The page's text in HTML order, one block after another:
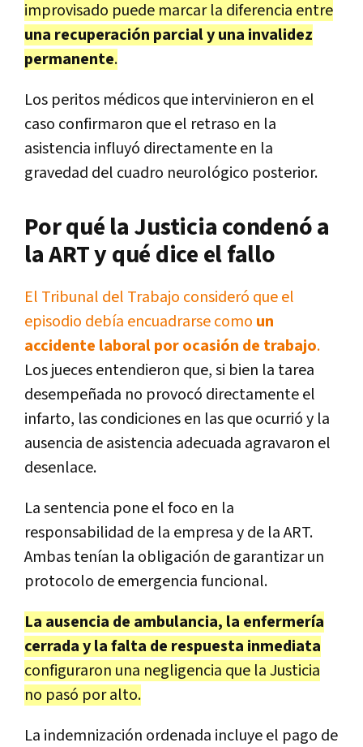
improvisado puede marcar la diferencia entre
una recuperación parcial y una invalidez
permanente.
Los peritos médicos que intervinieron en el
caso confirmaron que el retraso en la
asistencia influyó directamente en la
gravedad del cuadro neurológico posterior.
Por qué la Justicia condenó a
la ART y qué dice el fallo
El Tribunal del Trabajo consideró que el
episodio debía encuadrarse como un
accidente laboral por ocasión de trabajo.
Los jueces entendieron que, si bien la tarea
desempeñada no provocó directamente el
infarto, las condiciones en las que ocurrió y la
ausencia de asistencia adecuada agravaron el
desenlace.
La sentencia pone el foco en la
responsabilidad de la empresa y de la ART.
Ambas tenían la obligación de garantizar un
protocolo de emergencia funcional.
La ausencia de ambulancia, la enfermería
cerrada y la falta de respuesta inmediata
configuraron una negligencia que la Justicia
no pasó por alto.
La indemnización ordenada incluye el pago de